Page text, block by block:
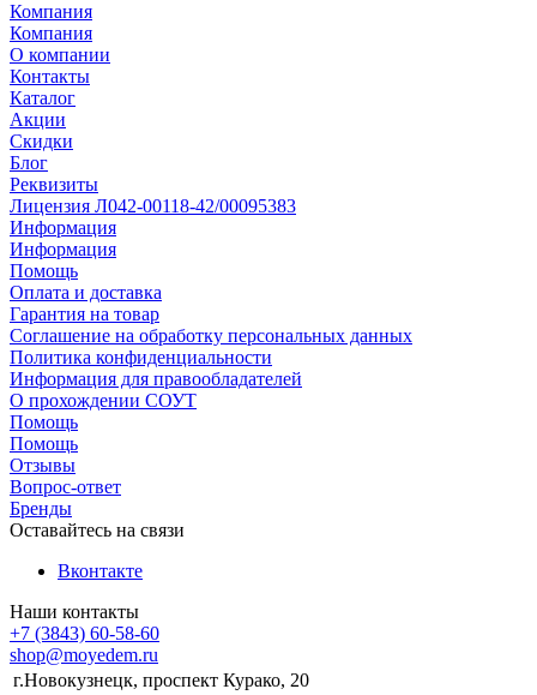
Компания
Компания
О компании
Контакты
Каталог
Акции
Скидки
Блог
Реквизиты
Лицензия Л042-00118-42/00095383
Информация
Информация
Помощь
Оплата и доставка
Гарантия на товар
Соглашение на обработку персональных данных
Политика конфиденциальности
Информация для правообладателей
О прохождении СОУТ
Помощь
Помощь
Отзывы
Вопрос-ответ
Бренды
Оставайтесь на связи
Вконтакте
Наши контакты
+7 (3843) 60-58-60
shop@moyedem.ru
г.Новокузнецк, проспект Курако, 20